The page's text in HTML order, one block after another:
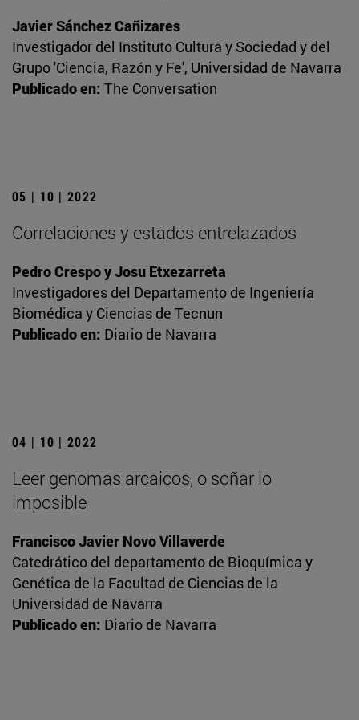
Javier Sánchez Cañizares
Investigador del Instituto Cultura y Sociedad y del
Grupo 'Ciencia, Razón y Fe', Universidad de Navarra
Publicado en: The Conversation
05 | 10 | 2022
Correlaciones y estados entrelazados
Pedro Crespo y Josu Etxezarreta
Investigadores del Departamento de Ingeniería
Biomédica y Ciencias de Tecnun
Publicado en: Diario de Navarra
04 | 10 | 2022
Leer genomas arcaicos, o soñar lo
imposible
Francisco Javier Novo Villaverde
Catedrático del departamento de Bioquímica y
Genética de la Facultad de Ciencias de la
Universidad de Navarra
Publicado en: Diario de Navarra